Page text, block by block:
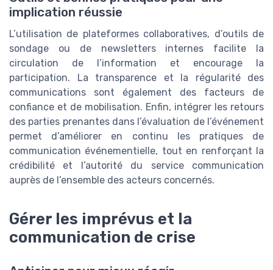
implication réussie
L’utilisation de plateformes collaboratives, d’outils de
sondage ou de newsletters internes facilite la
circulation de l’information et encourage la
participation. La transparence et la régularité des
communications sont également des facteurs de
confiance et de mobilisation. Enfin, intégrer les retours
des parties prenantes dans l’évaluation de l’événement
permet d’améliorer en continu les pratiques de
communication événementielle, tout en renforçant la
crédibilité et l’autorité du service communication
auprès de l’ensemble des acteurs concernés.
Gérer les imprévus et la
communication de crise